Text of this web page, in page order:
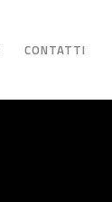
CONTATTI